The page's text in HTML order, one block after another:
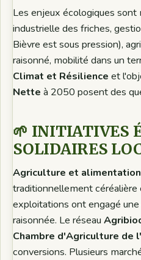
Les enjeux écologiques sont
industrielle des friches,
Bièvre est sous pression),
raisonné, mobilité dans un
Climat et Résilience et
Nette à 2050 posent des
🌱 INITIATIVES
SOLIDAIRES
Agriculture et
traditionnellement céréalière
exploitations ont engagé
raisonnée. Le réseau
Chambre d'Agriculture de
conversions. Plusieurs